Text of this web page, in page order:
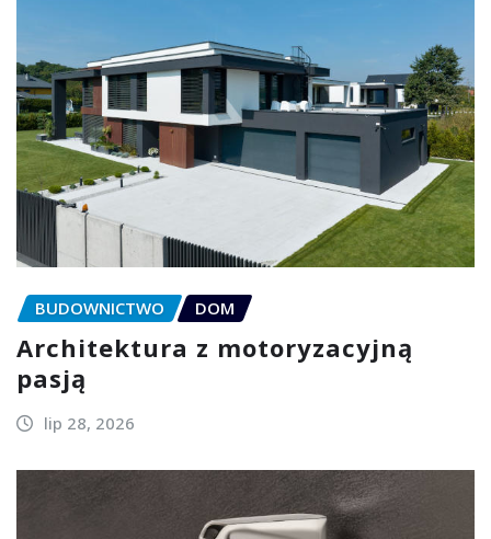
BUDOWNICTWO DOM
Architektura z motoryzacyjną
pasją
lip 28, 2026